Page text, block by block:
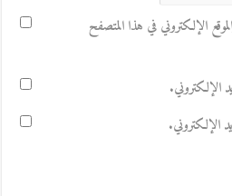
الإلكتروني في هذا المتصفح
الإلكتروني.
الإلكتروني.